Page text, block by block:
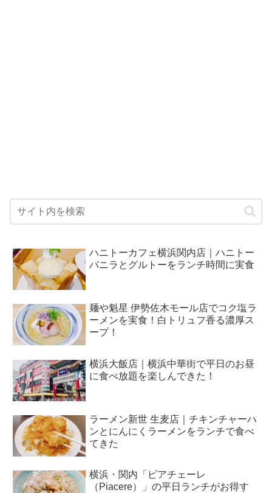
ハニトーカフェ横浜関内店｜ハニトー
バニラとグルトーをランチ時間に実食
麺や魁星 伊勢佐木モール店でコク塩ラ
ーメンを実食！白トリュフ香る濃厚ス
ープ！
横浜大飯店｜横浜中華街で平日のお昼
に食べ放題を楽しんできた！
ラーメン新世 生麦店｜チキンチャーハ
ンとにんにくラーメンをランチで食べ
てきた
横浜・関内「ピアチェーレ
（Piacere）」の平日ランチがお得す